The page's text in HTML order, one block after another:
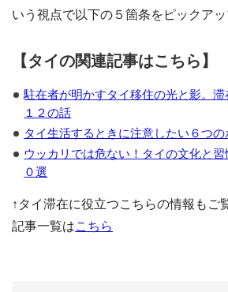
いう視点で以下の５箇条をピックアッ
【タイの関連記事はこちら】
駐在者が明かすタイ移住の光と影。滞
１２の話
タイ生活するときに注意したい６つの
ウッカリでは危ない！タイの文化と習
０選
↑タイ滞在に役立つこちらの情報もご
記事一覧はこちら